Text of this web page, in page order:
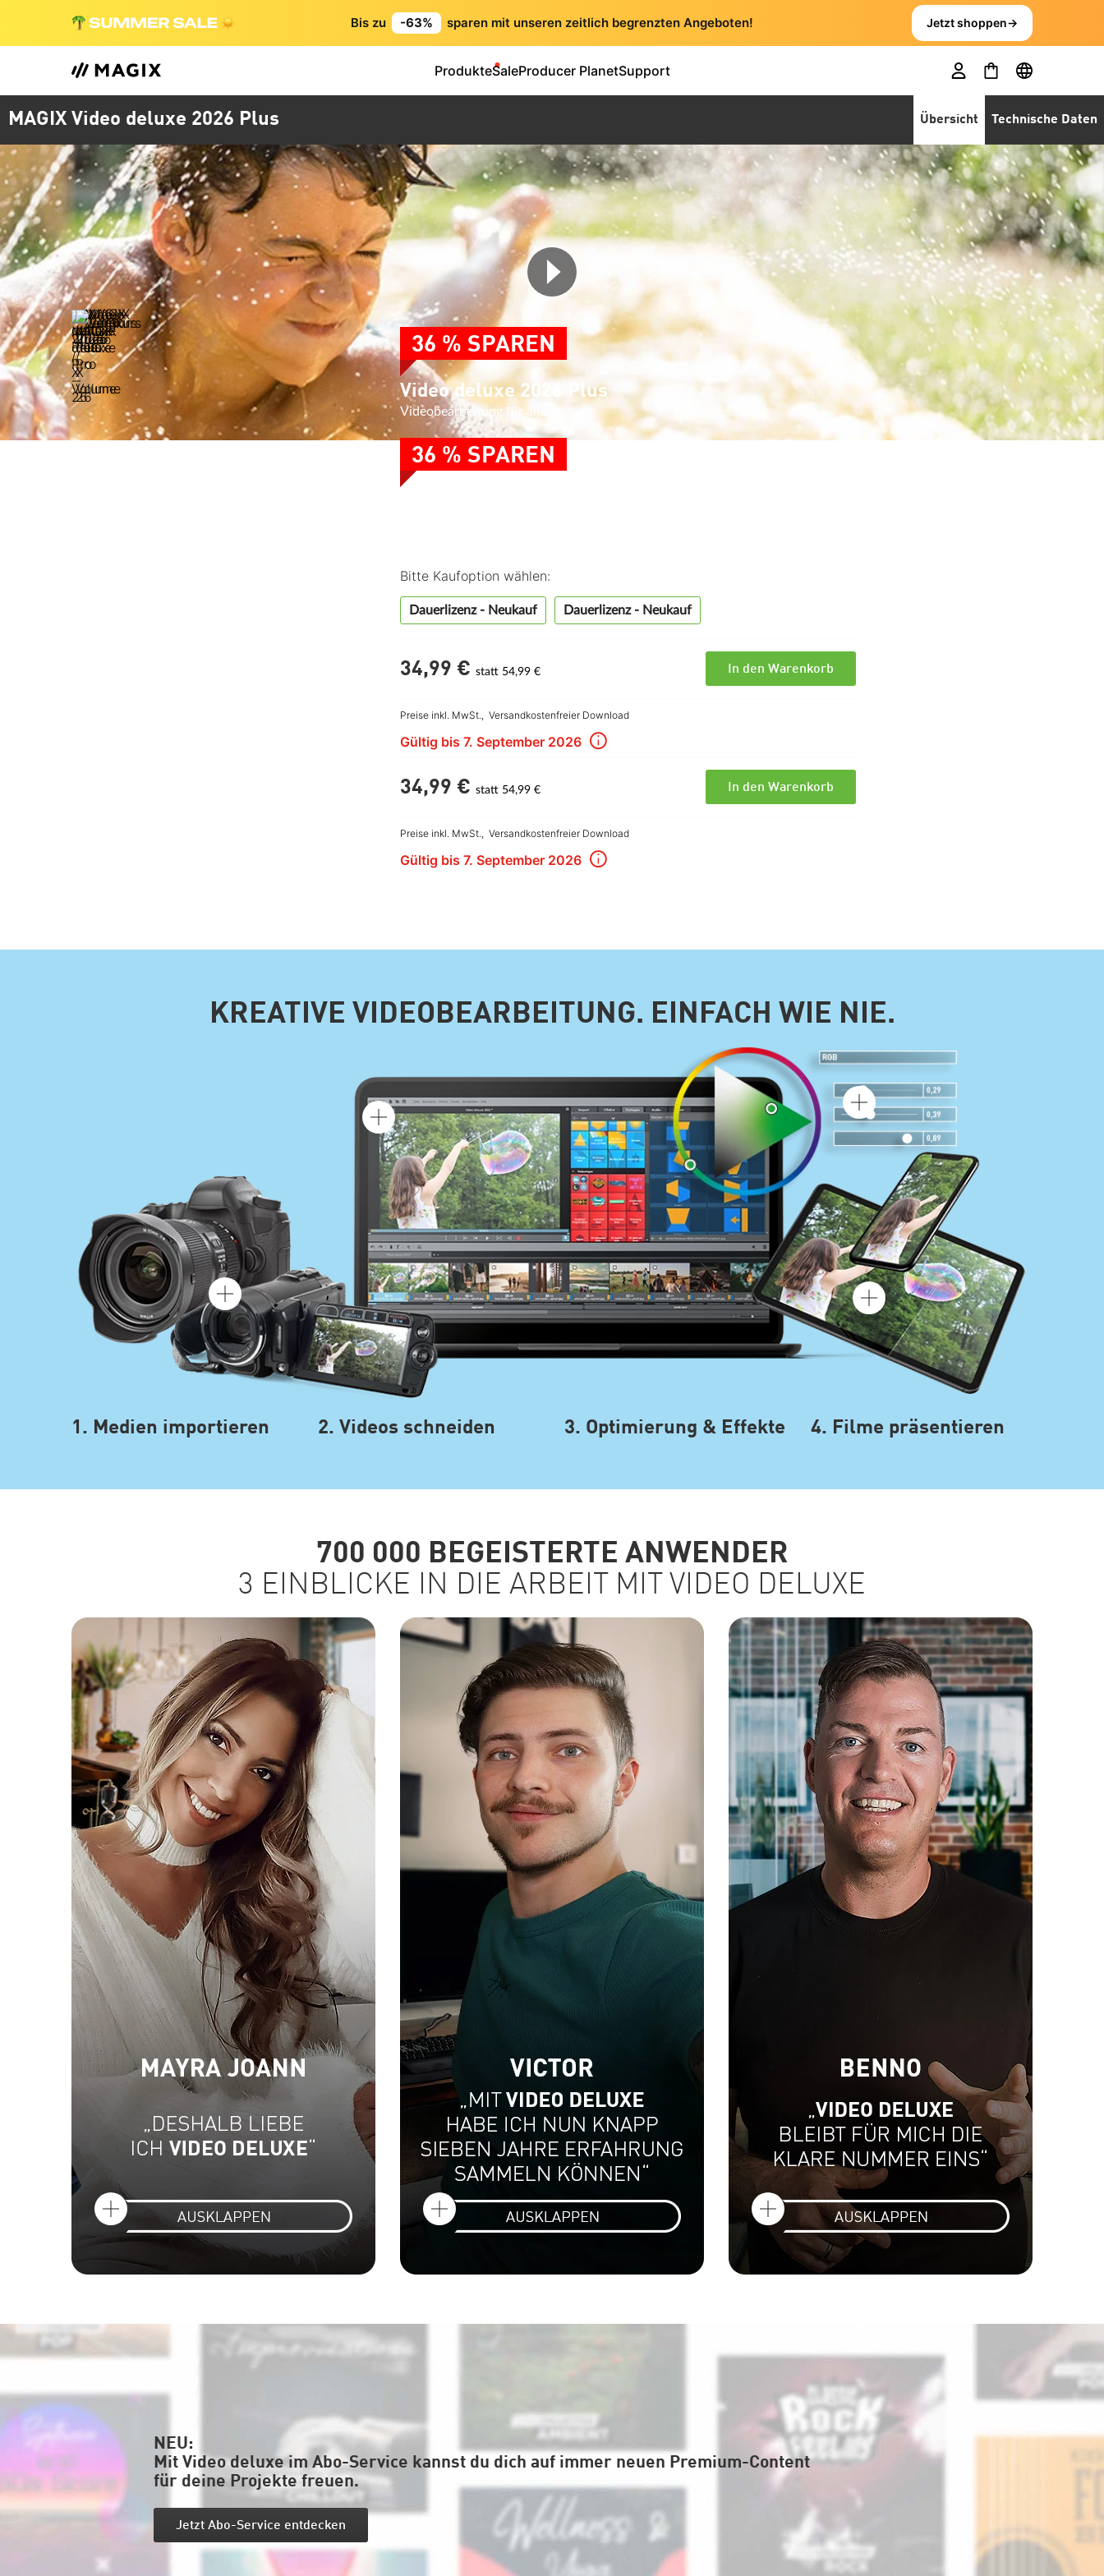
Bis zu -63% sparen mit unseren zeitlich begrenzten Angeboten! Jetzt shoppen→
ProdukteSaleProducer PlanetSupport
MAGIX Video deluxe 2026 Plus Übersicht Technische Daten
36 % SPAREN
Video deluxe 2026 Plus
Videobearbeitung für alle
36 % SPAREN
Bitte Kaufoption wählen:
Dauerlizenz - Neukauf Dauerlizenz - Neukauf
34,99 € statt 54,99 € In den Warenkorb
Preise inkl. MwSt., Versandkostenfreier Download
Gültig bis 7. September 2026
34,99 € statt 54,99 € In den Warenkorb
Preise inkl. MwSt., Versandkostenfreier Download
Gültig bis 7. September 2026
KREATIVE VIDEOBEARBEITUNG. EINFACH WIE NIE.
1. Medien importieren 2. Videos schneiden 3. Optimierung & Effekte 4. Filme präsentieren
700 000 BEGEISTERTE ANWENDER
3 EINBLICKE IN DIE ARBEIT MIT VIDEO DELUXE
NEU:
Mit Video deluxe im Abo-Service kannst du dich auf immer neuen Premium-Content
für deine Projekte freuen.
Jetzt Abo-Service entdecken